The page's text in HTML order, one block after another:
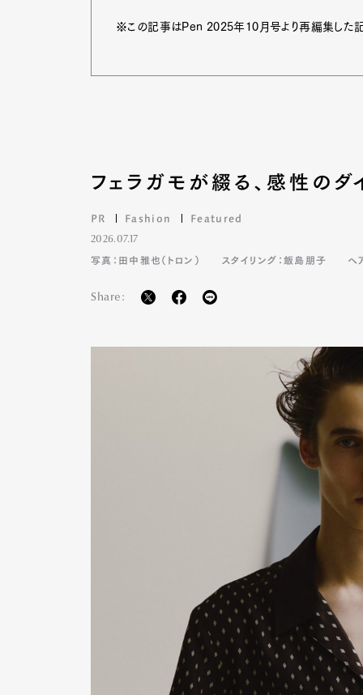
※この記事はPen 2025年10月号より再編集した記
フェラガモが綴る、感性のダ
PR Fashion Featured
2026.07.17
写真：田中雅也（トロン） スタイリング：飯島朋子 ヘ
Share: